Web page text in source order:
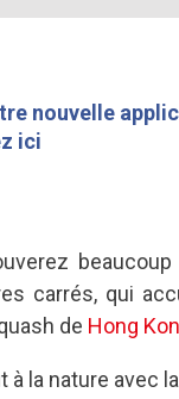
nouvelle
ici
carrés, qui
de Hong
à la nature avec